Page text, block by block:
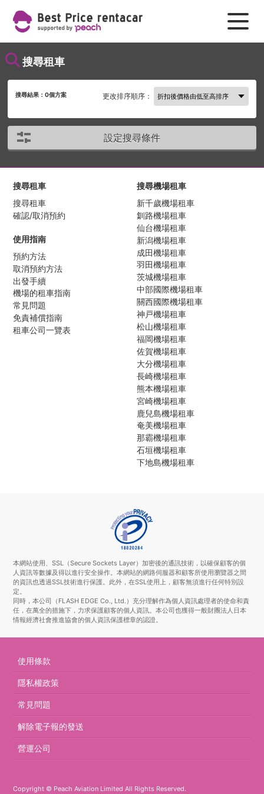
搜尋租車
搜尋結果：0個方案 更改排序順序：
設定搜尋條件
搜尋租車
搜尋租車
確認/取消預約
使用指南
預約方法
取消預約方法
出發手續
機場的租車指南
常見問題
免責補償指南
租車公司一覽表
搜尋機場租車
新千歲機場租車
釧路機場租車
仙台機場租車
新潟機場租車
成田機場租車
羽田機場租車
茨城機場租車
中部國際機場租車
關西國際機場租車
神戸機場租車
松山機場租車
福岡機場租車
佐賀機場租車
大分機場租車
長崎機場租車
熊本機場租車
宮崎機場租車
鹿兒島機場租車
奄美機場租車
那霸機場租車
石垣機場租車
下地島機場租車
本網站使用、SSL（Secure Sockets Layer）加密後的通訊技術，以確保顧客的個
人資訊等數據及得以進行安全操作。本網站的網路伺服器和顧客所使用瀏覽器之間
的資訊也透過SSL技術進行保護。此外，在SSL使用上，顧客無須進行任何特別設
定。
同時，本公司（FLASH EDGE Co., Ltd.）充分理解作為個人資訊處理者的使命和責
任，在萬全的措施下，力求保護顧客的個人資訊。本公司也獲得一般財團法人日本
情報經濟社會推進協會的個人資訊保護標章的認證。
使用條款
隱私權政策
常見問題
解除電子報的發送
營運公司
Copyright © Peach Aviation Limited All Rights Reserved.